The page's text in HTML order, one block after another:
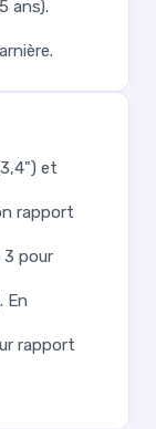
ans).
et
rapport
3 pour
En
rapport